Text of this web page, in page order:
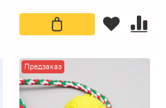
Предзаказ